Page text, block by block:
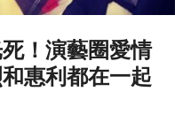
！演藝圈愛情
惠利都在一起